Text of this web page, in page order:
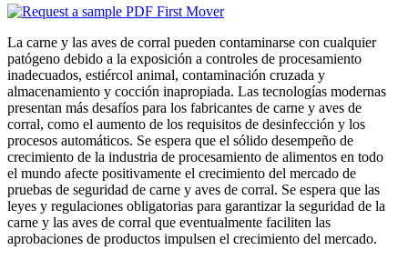
La carne y las aves de corral pueden contaminarse con cualquier
patógeno debido a la exposición a controles de procesamiento
inadecuados, estiércol animal, contaminación cruzada y
almacenamiento y cocción inapropiada. Las tecnologías modernas
presentan más desafíos para los fabricantes de carne y aves de
corral, como el aumento de los requisitos de desinfección y los
procesos automáticos. Se espera que el sólido desempeño de
crecimiento de la industria de procesamiento de alimentos en todo
el mundo afecte positivamente el crecimiento del mercado de
pruebas de seguridad de carne y aves de corral. Se espera que las
leyes y regulaciones obligatorias para garantizar la seguridad de la
carne y las aves de corral que eventualmente faciliten las
aprobaciones de productos impulsen el crecimiento del mercado.